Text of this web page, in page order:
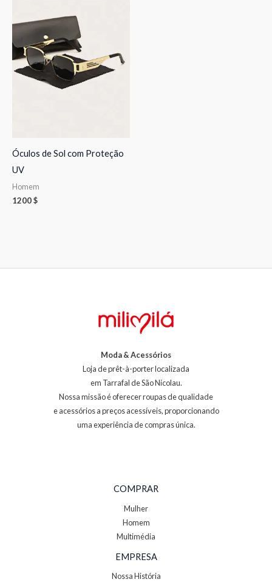
Óculos de Sol com Proteção
UV
Homem
1200$
Moda & Acessórios
Loja de prêt-à-porter localizada
em Tarrafal de São Nicolau.
Nossa missão é oferecer roupas de qualidade
e acessórios a preços acessíveis, proporcionando
uma experiência de compras única.
COMPRAR
Mulher
Homem
Multimédia
EMPRESA
Nossa História